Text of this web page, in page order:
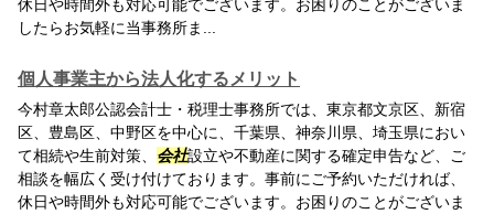
休日や時間外も対応可能でございます。お困りのことがございま
したらお気軽に当事務所ま...
個人事業主から法人化するメリット
今村章太郎公認会計士・税理士事務所では、東京都文京区、新宿
区、豊島区、中野区を中心に、千葉県、神奈川県、埼玉県におい
て相続や生前対策、 会社設立や不動産に関する確定申告など、ご
相談を幅広く受け付けております。事前にご予約いただければ、
休日や時間外も対応可能でございます。お困りのことがございま